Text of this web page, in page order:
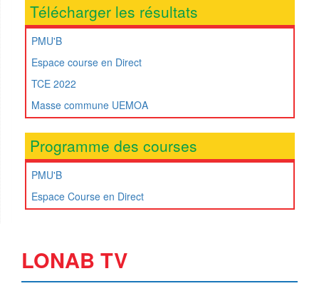
Télécharger les résultats
PMU'B
Espace course en Direct
TCE 2022
Masse commune UEMOA
Programme des courses
PMU'B
Espace Course en Direct
LONAB TV